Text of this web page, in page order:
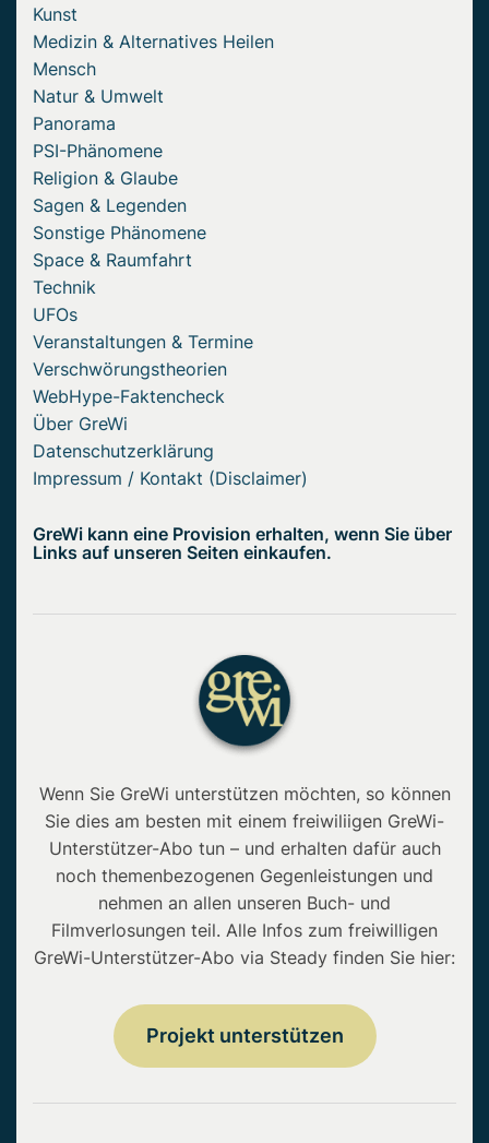
Kunst
Medizin & Alternatives Heilen
Mensch
Natur & Umwelt
Panorama
PSI-Phänomene
Religion & Glaube
Sagen & Legenden
Sonstige Phänomene
Space & Raumfahrt
Technik
UFOs
Veranstaltungen & Termine
Verschwörungstheorien
WebHype-Faktencheck
Über GreWi
Datenschutzerklärung
Impressum / Kontakt (Disclaimer)
GreWi kann eine Provision erhalten, wenn Sie über
Links auf unseren Seiten einkaufen.
Wenn Sie GreWi unterstützen möchten, so können
Sie dies am besten mit einem freiwiliigen GreWi-
Unterstützer-Abo tun – und erhalten dafür auch
noch themenbezogenen Gegenleistungen und
nehmen an allen unseren Buch- und
Filmverlosungen teil. Alle Infos zum freiwilligen
GreWi-Unterstützer-Abo via Steady finden Sie hier:
Projekt unterstützen